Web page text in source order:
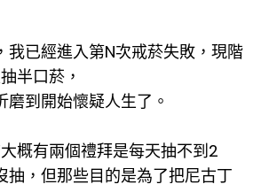
我已經進入第N次戒菸失敗，現階
半口菸，
磨到開始懷疑人生了。
概有兩個禮拜是每天抽不到2
抽，但那些目的是為了把尼古丁